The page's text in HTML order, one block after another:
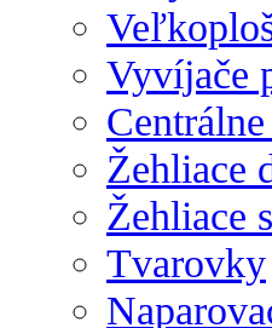
Vyvíjače
Žehliace
Žehliace
Tvarovky